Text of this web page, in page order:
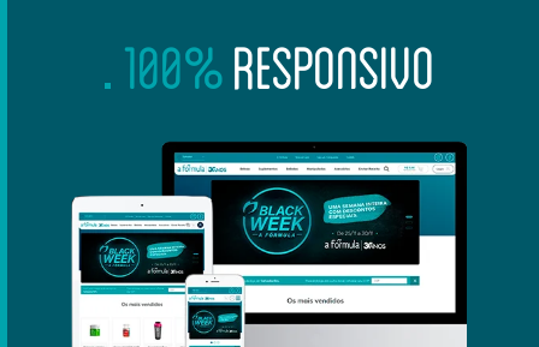
100%RESPONSIVO